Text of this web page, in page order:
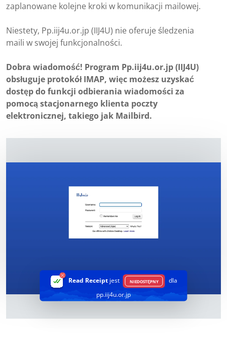
zaplanowane kolejne kroki w komunikacji mailowej.
Niestety, Pp.iij4u.or.jp (IIJ4U) nie oferuje śledzenia
maili w swojej funkcjonalności.
Dobra wiadomość! Program Pp.iij4u.or.jp (IIJ4U)
obsługuje protokół IMAP, więc możesz uzyskać
dostęp do funkcji odbierania wiadomości za
pomocą stacjonarnego klienta poczty
elektronicznej, takiego jak Mailbird.
Read Receiptjest NIEDOSTĘPNY
dla
pp.iij4u.or.jp